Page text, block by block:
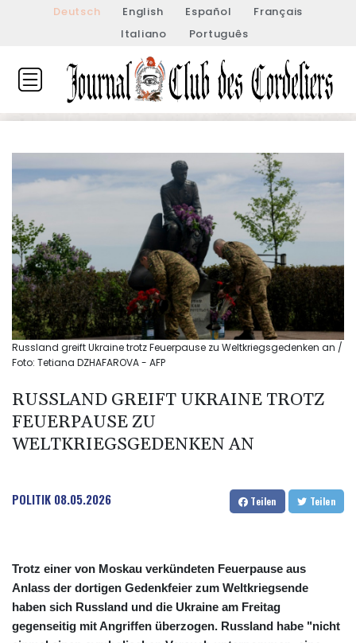
Deutsch English Español
Français
Italiano
Português
Russland greift Ukraine trotz Feuerpause zu Weltkriegsgedenken an /
Foto: Tetiana DZHAFAROVA - AFP
RUSSLAND GREIFT UKRAINE TROTZ
FEUERPAUSE ZU
WELTKRIEGSGEDENKEN AN
POLITIK 08.05.2026 Teilen Teilen
Trotz einer von Moskau verkündeten Feuerpause aus
Anlass der dortigen Gedenkfeier zum Weltkriegsende
haben sich Russland und die Ukraine am Freitag
gegenseitig mit Angriffen überzogen. Russland habe "nicht